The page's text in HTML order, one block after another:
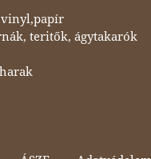
teritők, ágytakarók